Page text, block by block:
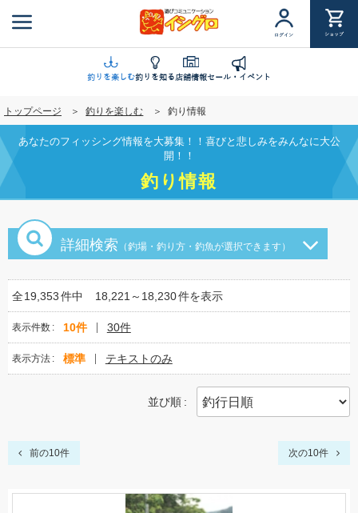
ン
に
移
動
ログイン ショップ
釣りを楽しむ釣りを知る店舗情報セール・イベント
トップページ 釣りを楽しむ 釣り情報
あなたのフィッシング情報を大募集！！喜びと悲しみをみんなに大公
開！！
釣り情報
詳細検索 （釣場・釣り方・釣魚が選択できます）
全19,353件中 18,221～18,230件を表示
表示件数 10件 30件
表示方法 標準 テキストのみ
並び順
前の10件 次の10件